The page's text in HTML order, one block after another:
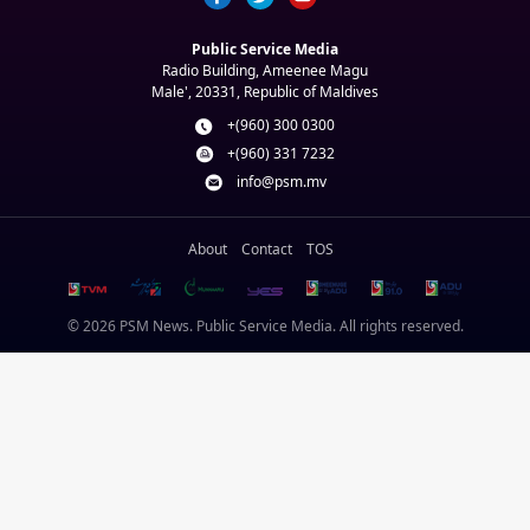
Public Service Media
Radio Building, Ameenee Magu
Male', 20331, Republic of Maldives
+(960) 300 0300
+(960) 331 7232
info@psm.mv
About Contact TOS
© 2026 PSM News. Public Service Media. All rights reserved.